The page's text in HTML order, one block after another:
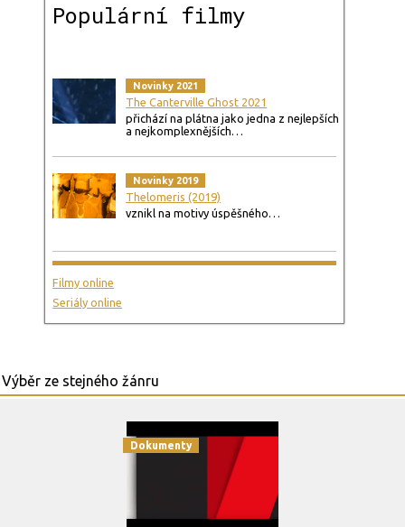
Populární filmy
Novinky 2021
The Canterville Ghost 2021
přichází na plátna jako jedna z nejlepších
a nejkomplexnějších…
Novinky 2019
Thelomeris (2019)
vznikl na motivy úspěšného…
Filmy online
Seriály online
Dokumenty